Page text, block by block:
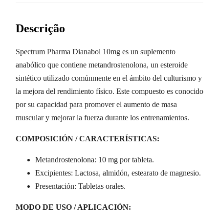
Descrição
Spectrum Pharma Dianabol 10mg es un suplemento
anabólico que contiene metandrostenolona, un esteroide
sintético utilizado comúnmente en el ámbito del culturismo y
la mejora del rendimiento físico. Este compuesto es conocido
por su capacidad para promover el aumento de masa
muscular y mejorar la fuerza durante los entrenamientos.
COMPOSICIÓN / CARACTERÍSTICAS:
Metandrostenolona: 10 mg por tableta.
Excipientes: Lactosa, almidón, estearato de magnesio.
Presentación: Tabletas orales.
MODO DE USO / APLICACIÓN: